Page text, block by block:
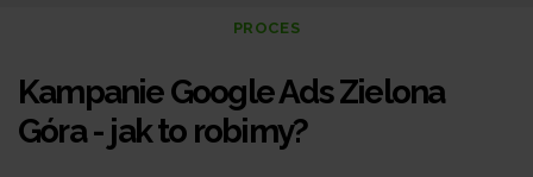
PROCES
Kampanie Google Ads Zielona
Góra - jak to robimy?